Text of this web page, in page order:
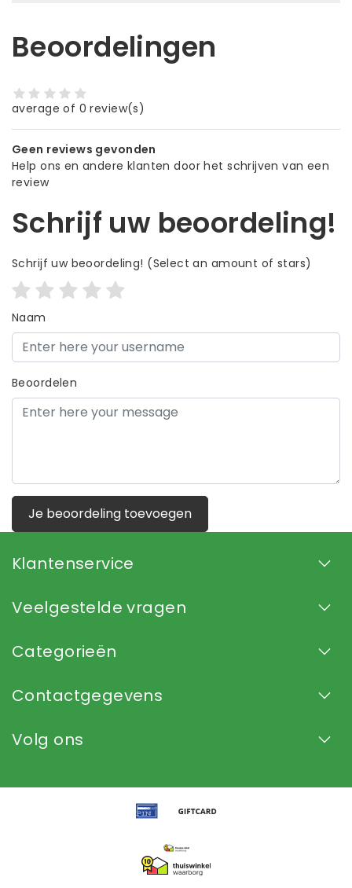
Beoordelingen
average of 0 review(s)
Geen reviews gevonden
Help ons en andere klanten door het schrijven van een
review
Schrijf uw beoordeling!
Schrijf uw beoordeling! (Select an amount of stars)
Naam
Beoordelen
Je beoordeling toevoegen
Klantenservice
Veelgestelde vragen
Categorieën
Contactgegevens
Volg ons